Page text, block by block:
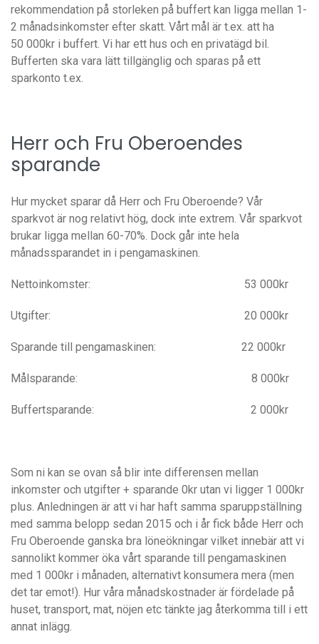
rekommendation på storleken på buffert kan ligga mellan 1-
2 månadsinkomster efter skatt. Vårt mål är t.ex. att ha
50 000kr i buffert. Vi har ett hus och en privatägd bil.
Bufferten ska vara lätt tillgänglig och sparas på ett
sparkonto t.ex.
Herr och Fru Oberoendes
sparande
Hur mycket sparar då Herr och Fru Oberoende? Vår
sparkvot är nog relativt hög, dock inte extrem. Vår sparkvot
brukar ligga mellan 60-70%. Dock går inte hela
månadssparandet in i pengamaskinen.
Nettoinkomster: 53 000kr
Utgifter: 20 000kr
Sparande till pengamaskinen: 22 000kr
Målsparande: 8 000kr
Buffertsparande: 2 000kr
Som ni kan se ovan så blir inte differensen mellan
inkomster och utgifter + sparande 0kr utan vi ligger 1 000kr
plus. Anledningen är att vi har haft samma sparuppställning
med samma belopp sedan 2015 och i år fick både Herr och
Fru Oberoende ganska bra löneökningar vilket innebär att vi
sannolikt kommer öka vårt sparande till pengamaskinen
med 1 000kr i månaden, alternativt konsumera mera (men
det tar emot!). Hur våra månadskostnader är fördelade på
huset, transport, mat, nöjen etc tänkte jag återkomma till i ett
annat inlägg.